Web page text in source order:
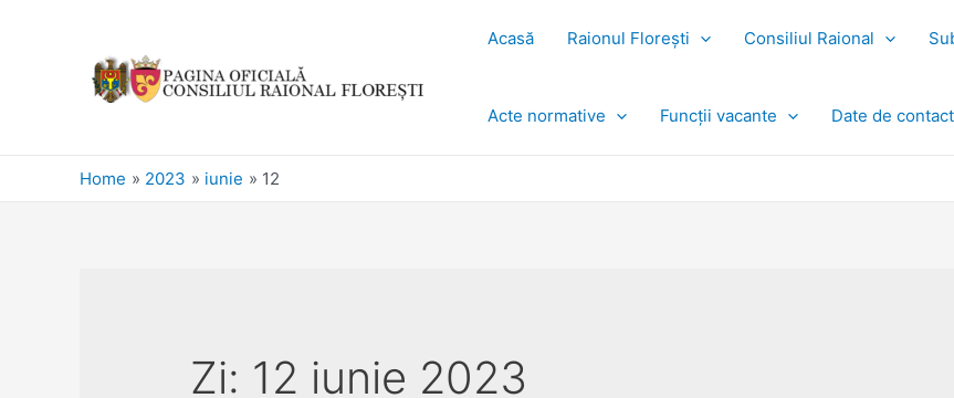
Acasă Raionul Florești Consiliul Raional
Acte normative Funcții vacante Date de contact
Home 2023 iunie 12
Zi: 12 iunie 2023